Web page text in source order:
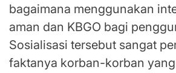
bagaimana menggunakan
aman dan KBGO bagi
Sosialisasi tersebut sangat
faktanya korban-korban